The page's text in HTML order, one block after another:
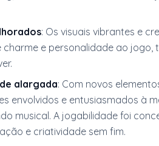
: Os visuais vibrantes e
charme e personalidade ao
alargada: Com novos
envolvidos e entusiasmados à
musical. A jogabilidade foi
e criatividade sem fim.